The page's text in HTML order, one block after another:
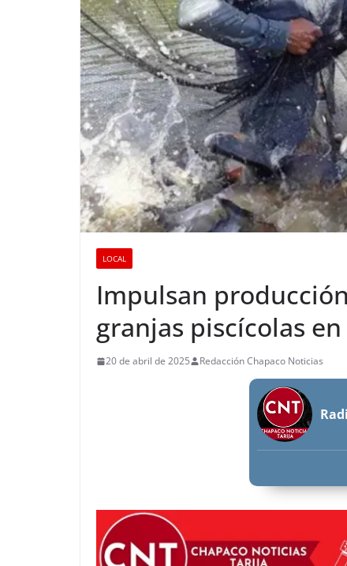
LOCAL
Impulsan
granjas piscícolas
20 de abril de 2025 Redacción Chapaco Noticias